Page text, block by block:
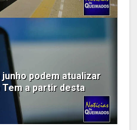
podem atualizar
Tem a partir desta